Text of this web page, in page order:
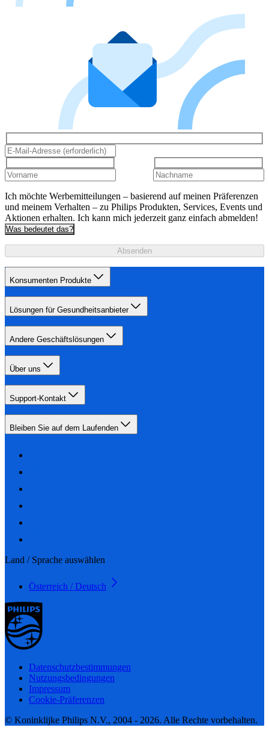
Ich möchte Werbemitteilungen – basierend auf meinen Präferenzen
und meinem Verhalten – zu Philips Produkten, Services, Events und
Aktionen erhalten. Ich kann mich jederzeit ganz einfach abmelden!
Was bedeutet das?
Absenden
Konsumenten Produkte
Lösungen für Gesundheitsanbieter
Andere Geschäftslösungen
Über uns
Support-Kontakt
Bleiben Sie auf dem Laufenden
Land / Sprache auswählen
Österreich / Deutsch
Datenschutzbestimmungen
Nutzungsbedingungen
Impressum
Cookie-Präferenzen
© Koninklijke Philips N.V., 2004 - 2026. Alle Rechte vorbehalten.